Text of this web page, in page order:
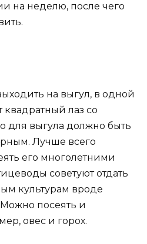
на неделю, после чего
на выгул, в одной
лаз со
для выгула должно быть
Лучше всего
его многолетними
советуют отдать
культурам вроде
посеять и
овес и горох.